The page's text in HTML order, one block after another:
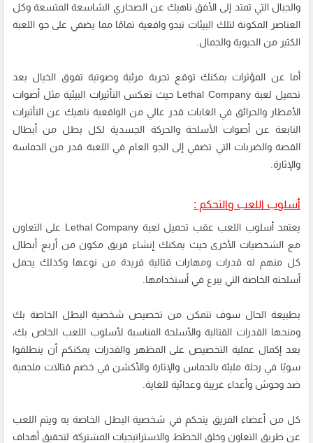
والجبال التي تمتد إلى الأفق ناهيك عن الصحاري الشاسعة المتسعة وكل
العناصر المكونة لتلك البيئات تبدو واقعية تمامًا مما يضفي على جو اللعبة
الكثير من الحيوية والجمال.
أما عن المؤثرات يمكنك توقع تجربة مرئية وصوتية تفوق الخيال بعد
تحميل لعبة Lethal Company حيث تعكس التأثيرات البيئية مثل أصوات
الأمطار والحرائق في الغابات قدر عالي من الواقعية ناهيك عن التأثيرات
النابعة عن أصوات الأسلحة والحركة الجسدية لكل بطل من أبطال
القصة والضربات التي تضفي إلى الجو العام في اللعبة قدر من الحماسة
والإثارة.
أسلوب اللعب والتحكم :
يعتمد أسلوب اللعب عقب تحميل لعبة Lethal Company على التعاون
مع الشخصيات الأخرى حيث يمكنك إنشاء فريق مكون من أربع أبطال
كل منهم له قدرات ومهارات قتالية فريدة من نوعها وكذلك يحمل
أسلحته الخاصة التي يبرع في أستخدامها.
بطبيعة الحال سوف تتمكن من تخصيص شخصية البطل الخاصة بك
ومنحها القدرات القتالية والأسلحة المناسبة لأسلوب اللعب الخاص بك،
بعد إكمال عملية التخصيص على المظهر والقدرات يمكنكم أن ينطلقوا
سويًا في رحلة مليئة بالحماس والإثارة والأكشن في خضم قتالات ملحمية
ضد وحوش وأعداء غريبة وعدائية للغاية.
كل من أعضاء الفريق يتحكم في شخصية البطل الخاصة به ويتم اللعب
عن طريق التعاون وخلق الخطط والاستراتيجيات المشتركة لتحقيق أهداف